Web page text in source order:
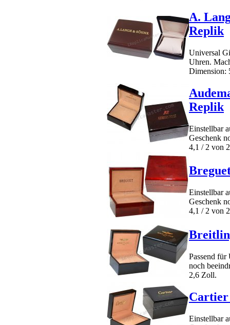
A.
Replik
Universal
Uhren.
Dimension:
Replik
Einstellbar
Geschenk
4,1 / 2 von
Einstellbar
Geschenk
4,1 / 2 von
Passend
noch
2,6 Zoll.
Cartier
Einstellbar